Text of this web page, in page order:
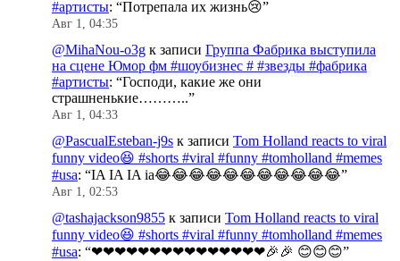
#артисты: “Потрепала их жизнь😢”
Авг 1, 04:35
@MihaNou-o3g к записи Группа Фабрика выступила
на сцене Юмор фм #шоубизнес # #звезды #фабрика
#артисты: “Господи, какие же они
страшненькие………..”
Авг 1, 04:33
@PascualEsteban-j9s к записи Tom Holland reacts to viral
funny video😆 #shorts #viral #funny #tomholland #memes
#usa: “IA IA IA ia😂😂😂😂😂😂😂😂😂😂😂”
Авг 1, 02:53
@tashajackson9855 к записи Tom Holland reacts to viral
funny video😆 #shorts #viral #funny #tomholland #memes
#usa: “❤❤❤❤❤❤❤❤❤❤❤❤❤❤❤🎉🎉 😊😊😊”